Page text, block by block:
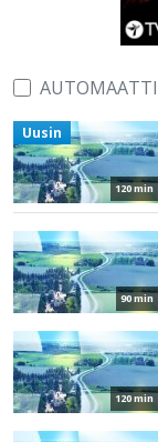
120 min
Uusin
90 min
120 min